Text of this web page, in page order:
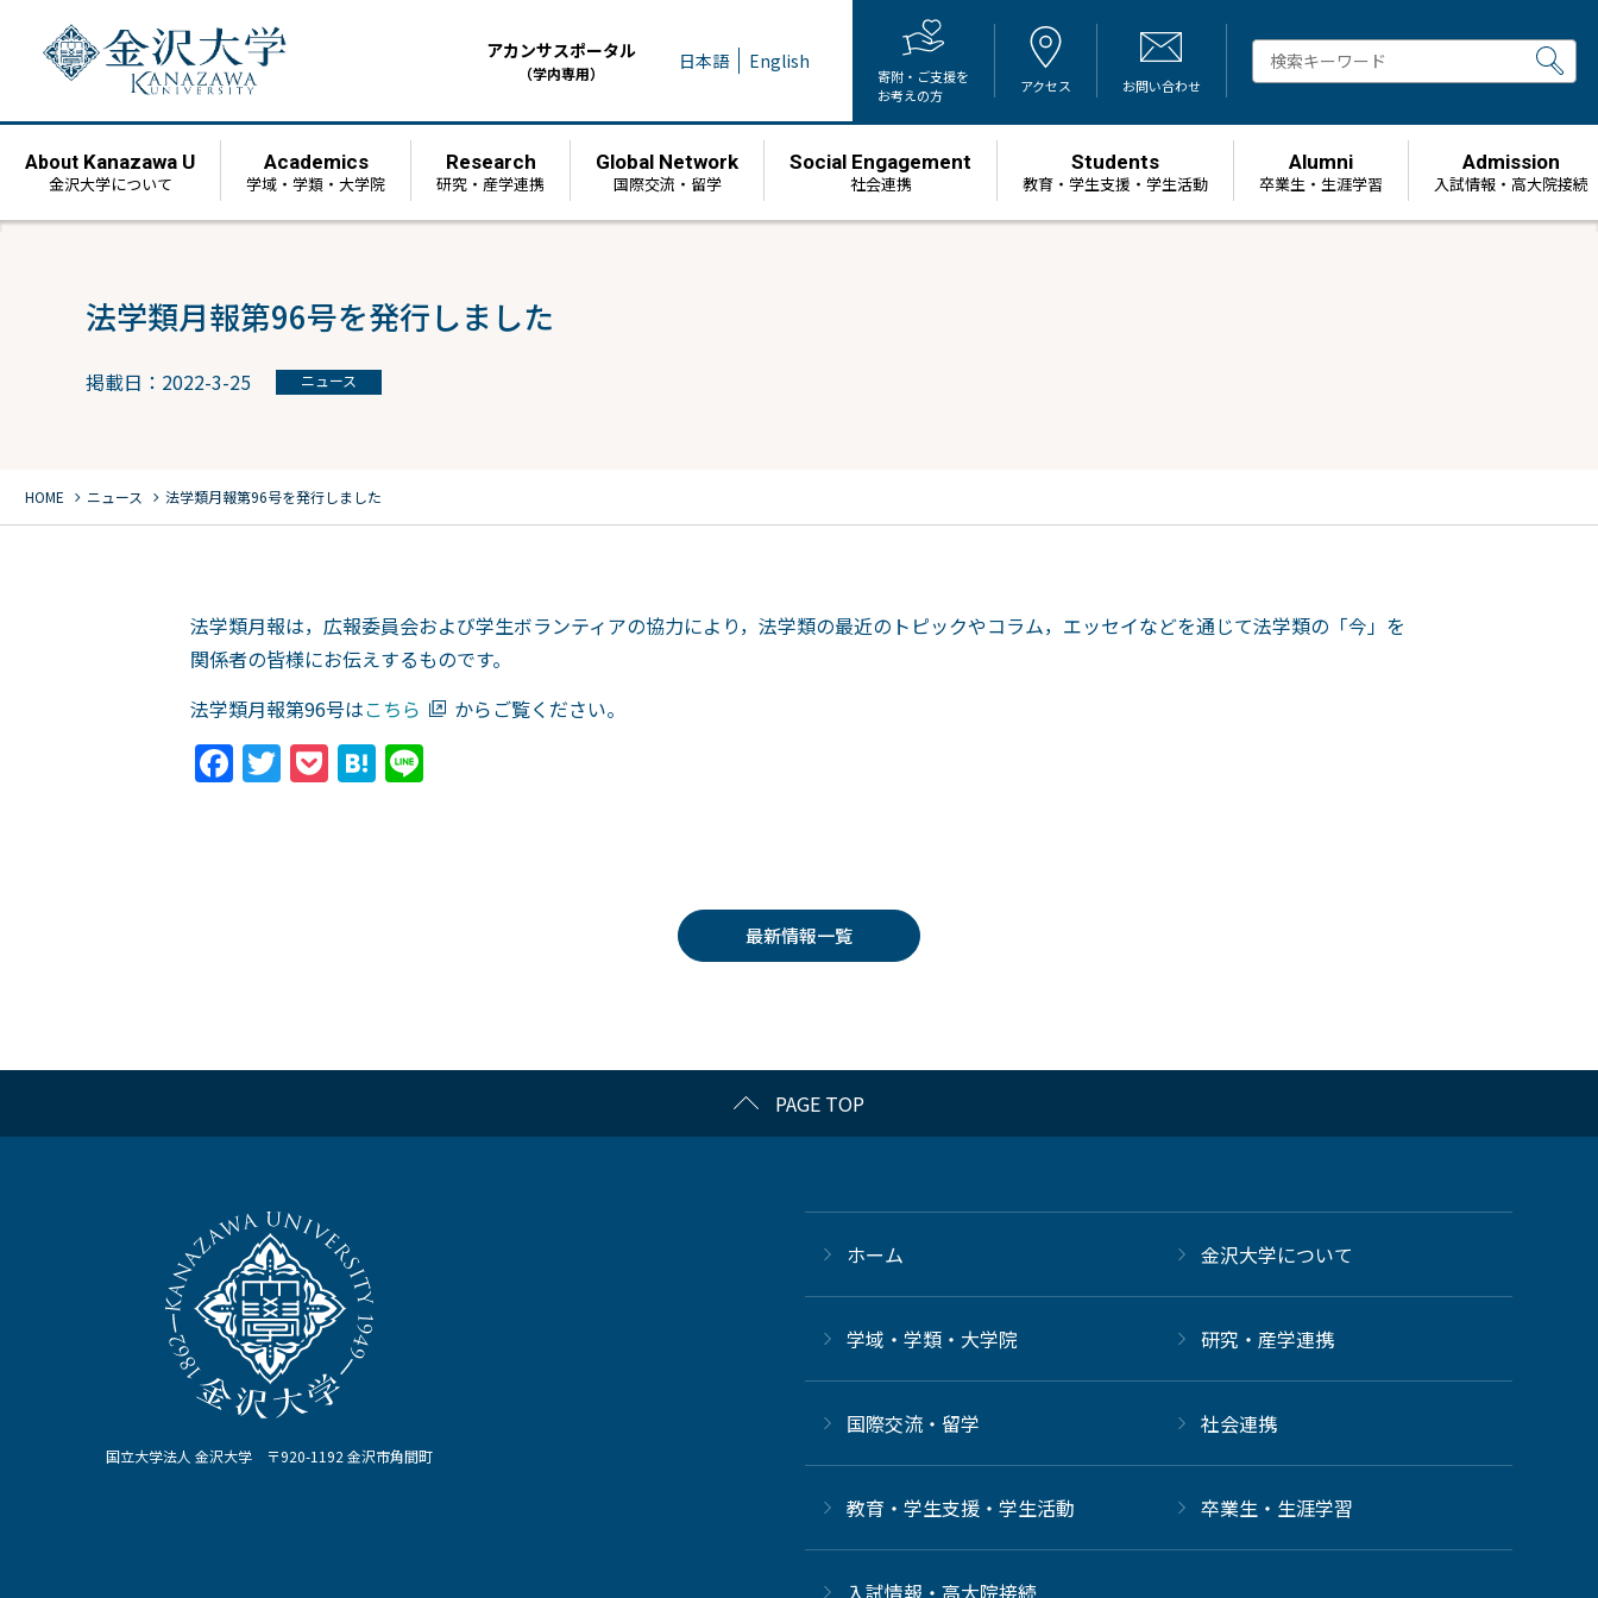
アカンサスポータル
（学内専用） 日本語 English
寄附・ご支援を
お考えの方
アクセス お問い合わせ
About Kanazawa U
金沢大学について
Academics
学域・学類・大学院
Research
研究・産学連携
Global Network
国際交流・留学
Social Engagement
社会連携
Students
教育・学生支援・学生活動
Alumni
卒業生・生涯学習
Admission
⼊試情報・高大院接続
法学類月報第96号を発行しました
掲載日：2022-3-25 ニュース
HOME chevron_right ニュース chevron_right 法学類月報第96号を発行しました
法学類月報は，広報委員会および学生ボランティアの協力により，法学類の最近のトピックやコラム，エッセイなどを通じて法学類の「今」を
関係者の皆様にお伝えするものです。
法学類月報第96号はこちら からご覧ください。
Facebook
Twitter
PocketHatena
最新情報一覧
PAGE TOP
国立大学法人 金沢大学 〒920-1192 金沢市角間町
ホーム 金沢大学について
学域・学類・大学院 研究・産学連携
国際交流・留学 社会連携
教育・学生支援・学生活動 卒業生・生涯学習
⼊試情報・高大院接続